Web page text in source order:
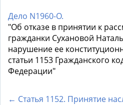
Дело N1960-О.
"Об отказе в принятии к
гражданки Сухановой
нарушение ее
статьи 1153 Гражданского
Федерации"
← Статья 1152. Принятие